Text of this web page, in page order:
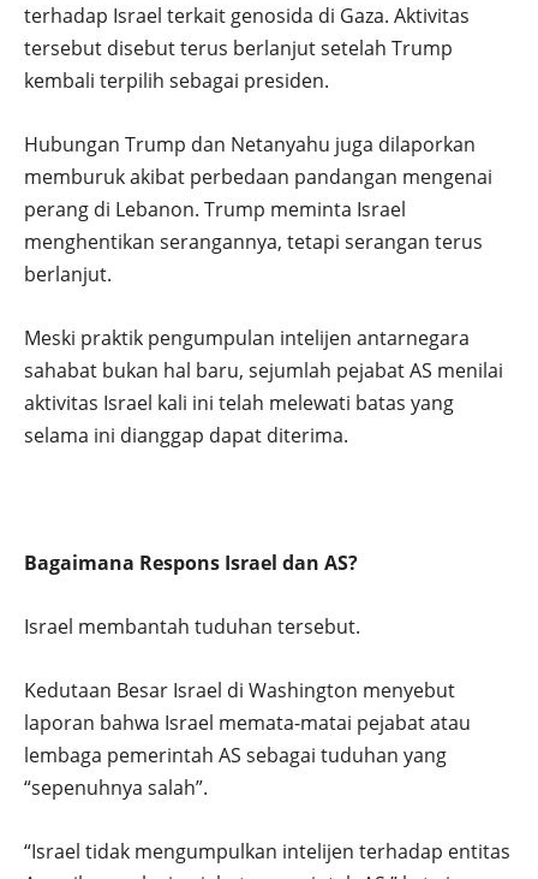
terhadap Israel terkait genosida di Gaza. Aktivitas
tersebut disebut terus berlanjut setelah Trump
kembali terpilih sebagai presiden.
Hubungan Trump dan Netanyahu juga dilaporkan
memburuk akibat perbedaan pandangan mengenai
perang di Lebanon. Trump meminta Israel
menghentikan serangannya, tetapi serangan terus
berlanjut.
Meski praktik pengumpulan intelijen antarnegara
sahabat bukan hal baru, sejumlah pejabat AS menilai
aktivitas Israel kali ini telah melewati batas yang
selama ini dianggap dapat diterima.
Bagaimana Respons Israel dan AS?
Israel membantah tuduhan tersebut.
Kedutaan Besar Israel di Washington menyebut
laporan bahwa Israel memata-matai pejabat atau
lembaga pemerintah AS sebagai tuduhan yang
“sepenuhnya salah”.
“Israel tidak mengumpulkan intelijen terhadap entitas